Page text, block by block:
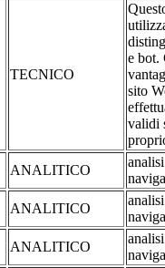
TECNICO
e bot.
sito
validi
ANALITICO
ANALITICO
ANALITICO